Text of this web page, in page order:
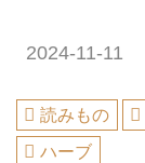
2024-11-11
読みもの
ハーブ